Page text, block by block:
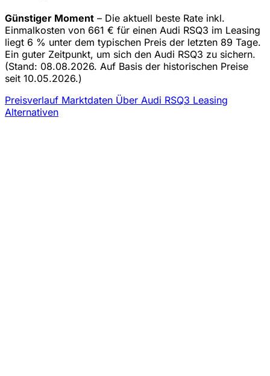
Günstiger Moment – Die aktuell beste Rate inkl.
Einmalkosten von 661 € für einen Audi RSQ3 im Leasing
liegt 6 % unter dem typischen Preis der letzten 89 Tage.
Ein guter Zeitpunkt, um sich den Audi RSQ3 zu sichern.
(Stand: 08.08.2026. Auf Basis der historischen Preise
seit 10.05.2026.)
Preisverlauf Marktdaten Über Audi RSQ3 Leasing
Alternativen